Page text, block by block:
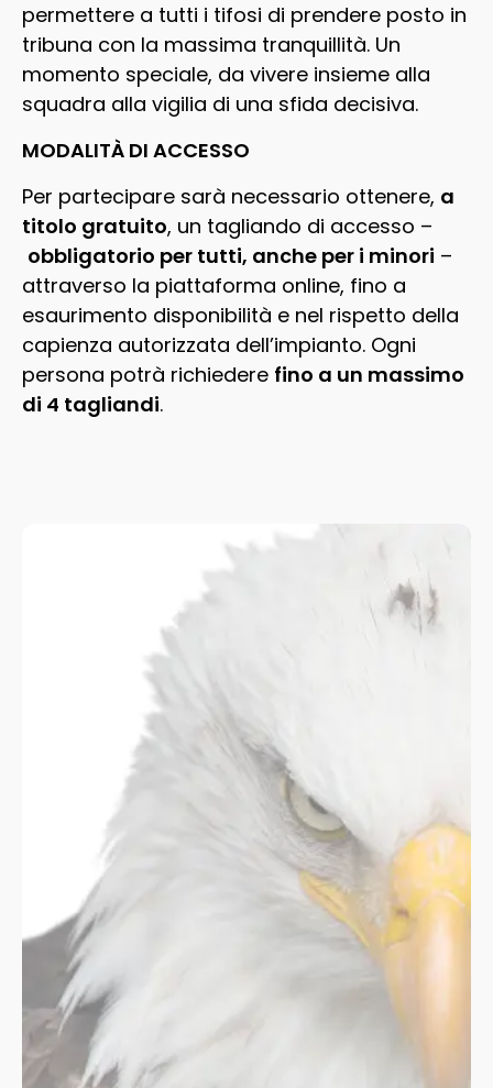
permettere a tutti i tifosi di prendere posto in
tribuna con la massima tranquillità. Un
momento speciale, da vivere insieme alla
squadra alla vigilia di una sfida decisiva.
MODALITÀ DI ACCESSO
Per partecipare sarà necessario ottenere, a
titolo gratuito, un tagliando di accesso –
obbligatorio per tutti, anche per i minori –
attraverso la piattaforma online, fino a
esaurimento disponibilità e nel rispetto della
capienza autorizzata dell’impianto. Ogni
persona potrà richiedere fino a un massimo
di 4 tagliandi.